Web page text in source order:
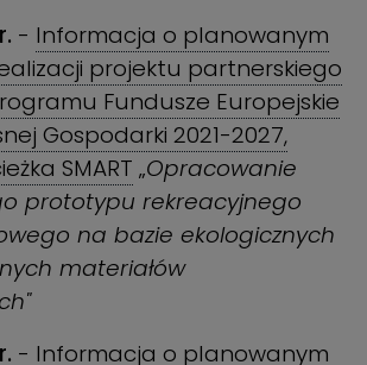
- Informacja o planowanym
projektu partnerskiego
Fundusze Europejskie
Gospodarki 2021-2027,
SMART „Opracowanie
prototypu rekreacyjnego
na bazie ekologicznych
materiałów
- Informacja o planowanym